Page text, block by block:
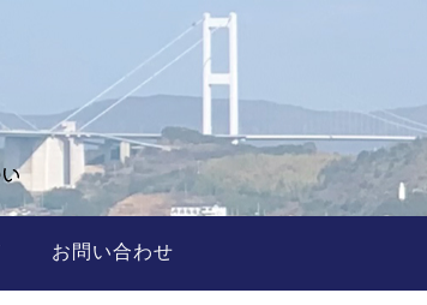
お問い合わせ